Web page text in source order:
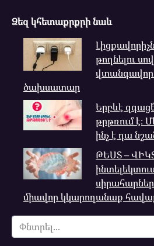
Ձեզ կհետաքրքրի նաև
թողնելու
վտանգավոր
ծախսատար
Երբևէ
թրթռում է։
ինչ է դա
ԹԵՍՏ –
միավոր կկարողանաք
Search
for: